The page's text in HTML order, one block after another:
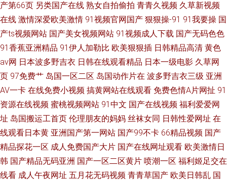
产第66页 另类国产在线 熟女自拍偷拍 青青久视频 久草新视频
在线 激情深爱欧美激情 91视频官网国产 狠狠操-91 91我要操 国
产ts视频网站 国产美女视频网站 91视频成人下载 国产无码色色
91香蕉亚洲精品 91伊人加勒比 欧美狠狠插 日韩精品高清 黄色
av网 日本波多野吉衣 日韩在线观看精品 日本一级电影 久草网
页 97免费艹 岛国一区二区 岛国动作片在 波多野吉衣三级 亚洲
AV一卡 在线免费小视频 搞黄网站在线观看 免费色情A片网扯 91
资源在线视频 蜜桃视频网站 91中文 国产在线视频 福利爱爱网
址 岛国搬运工首页 伦理朋友的妈妈 丝袜女同 日韩性爱网址 在
线观看日本黄 亚洲国产第一网站 国产99不卡 66精品视频 国产
精品探花一区 成人免费国产大片 国产在线网址观看 欧美激情日
韩 国产精品无码亚洲 国产一区二区黄片 喷潮一区 福利姬足交在
线看 成人午夜网址 五月花无码视频 青青草国产 欧美日韩乱 国